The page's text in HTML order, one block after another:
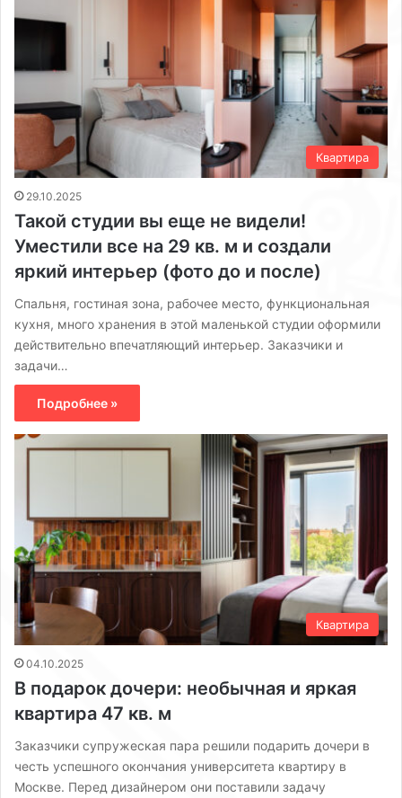
Квартира
29.10.2025
Такой студии вы еще не видели!
Уместили все на 29 кв. м и создали
яркий интерьер (фото до и после)
Спальня, гостиная зона, рабочее место, функциональная
кухня, много хранения в этой маленькой студии оформили
действительно впечатляющий интерьер. Заказчики и
задачи…
Подробнее »
Квартира
04.10.2025
В подарок дочери: необычная и яркая
квартира 47 кв. м
Заказчики супружеская пара решили подарить дочери в
честь успешного окончания университета квартиру в
Москве. Перед дизайнером они поставили задачу